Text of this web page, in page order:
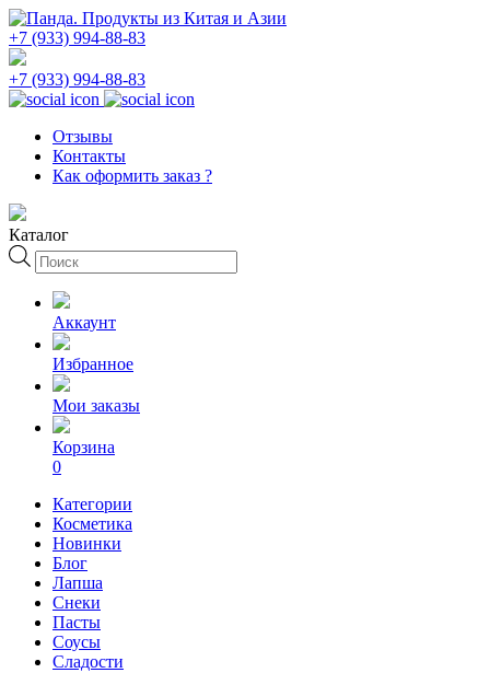
+7 (933) 994-88-83
+7 (933) 994-88-83
Отзывы
Контакты
Как оформить заказ ?
Каталог
Поиск
товаров
Аккаунт
Избранное
Мои заказы
Корзина
0
Категории
Косметика
Новинки
Блог
Лапша
Снеки
Пасты
Соусы
Сладости